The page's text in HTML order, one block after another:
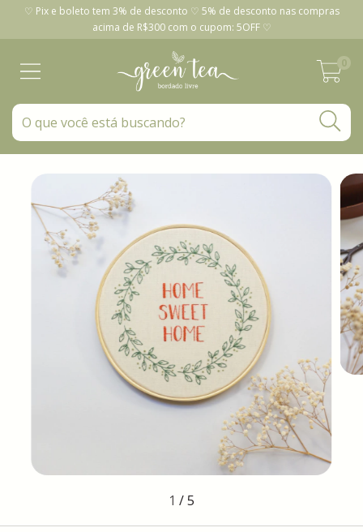
♡ Pix e boleto tem 3% de desconto ♡ 5% de desconto nas compras
acima de R$300 com o cupom: 5OFF ♡
0
1 /5